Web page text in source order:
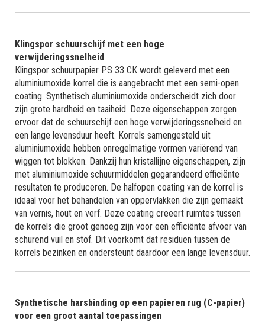
Klingspor schuurschijf met een hoge
verwijderingssnelheid
Klingspor schuurpapier PS 33 CK wordt geleverd met een
aluminiumoxide korrel die is aangebracht met een semi-open
coating. Synthetisch aluminiumoxide onderscheidt zich door
zijn grote hardheid en taaiheid. Deze eigenschappen zorgen
ervoor dat de schuurschijf een hoge verwijderingssnelheid en
een lange levensduur heeft. Korrels samengesteld uit
aluminiumoxide hebben onregelmatige vormen variërend van
wiggen tot blokken. Dankzij hun kristallijne eigenschappen, zijn
met aluminiumoxide schuurmiddelen gegarandeerd efficiënte
resultaten te produceren. De halfopen coating van de korrel is
ideaal voor het behandelen van oppervlakken die zijn gemaakt
van vernis, hout en verf. Deze coating creëert ruimtes tussen
de korrels die groot genoeg zijn voor een efficiënte afvoer van
schurend vuil en stof. Dit voorkomt dat residuen tussen de
korrels bezinken en ondersteunt daardoor een lange levensduur.
Synthetische harsbinding op een papieren rug (C-papier)
voor een groot aantal toepassingen